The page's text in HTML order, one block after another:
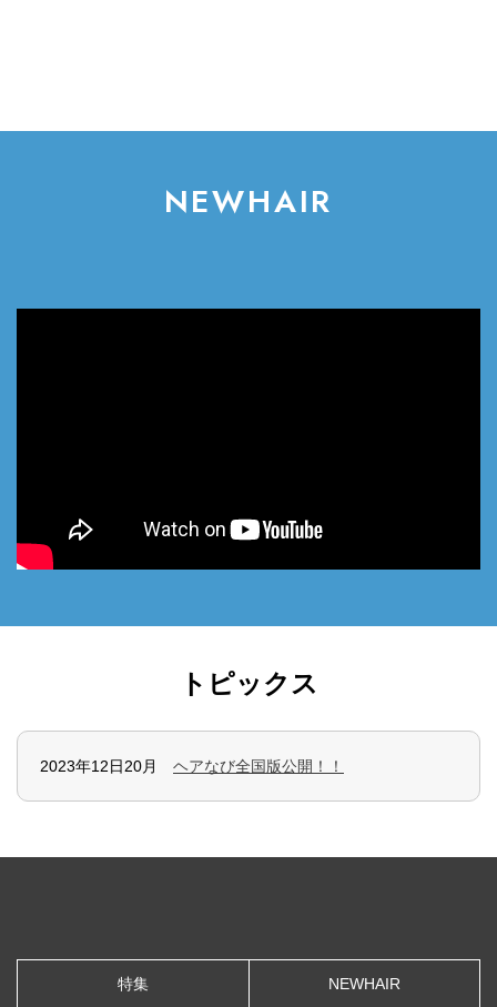
NEWHAIR
トピックス
2023年12日20月 ヘアなび全国版公開！！
特集 NEWHAIR